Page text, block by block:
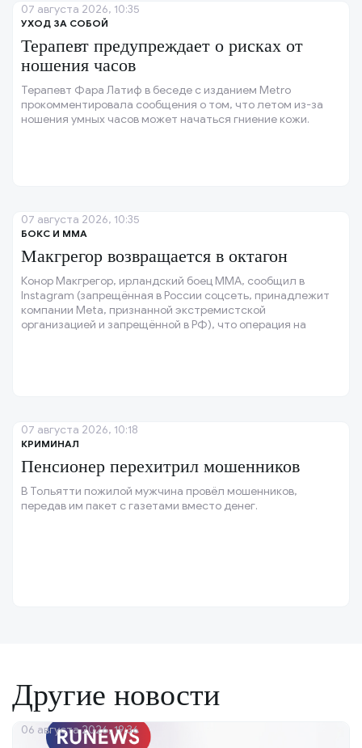
УХОД ЗА СОБОЙ
Терапевт предупреждает о рисках от
ношения часов
Терапевт Фара Латиф в беседе с изданием Metro
прокомментировала сообщения о том, что летом из-за
ношения умных часов может начаться гниение кожи.
07 августа 2026, 10:35
БОКС И ММА
Макгрегор возвращается в октагон
Конор Макгрегор, ирландский боец ММА, сообщил в
Instagram (запрещённая в России соцсеть, принадлежит
компании Meta, признанной экстремистской
организацией и запрещённой в РФ), что операция на
07 августа 2026, 10:35
КРИМИНАЛ
Пенсионер перехитрил мошенников
В Тольятти пожилой мужчина провёл мошенников,
передав им пакет с газетами вместо денег.
07 августа 2026, 10:18
Другие новости
06 августа 2026, 19:36